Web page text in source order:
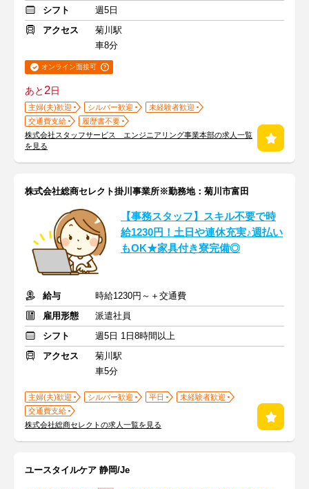
シフト
週5日
アクセス
菊川駅
車8分
オンライン面接可
あと2日
主婦(夫)歓迎 シルバー歓迎
未経験者歓迎
交通費支給
履歴書不要
株式会社スタッフサービス エンジニアリング事業本部の求人一覧
を見る
株式会社総商セレクト掛川事業所※勤務地：菊川市富田
【事務スタッフ】スキル不要で時
給1230円！土日や連休充実♪週払い
もOK★家具付き寮完備◎
給与
時給1230円～＋交通費
雇用形態
派遣社員
シフト
週5日 1日8時間以上
アクセス
菊川駅
車5分
主婦(夫)歓迎 シルバー歓迎 平日
未経験者歓迎
交通費支給
株式会社総商セレクトの求人一覧を見る
ユースタイルケア 静岡/Je